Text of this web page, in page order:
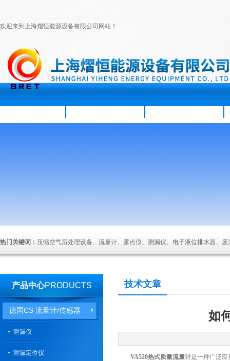
欢迎来到上海熠恒能源设备有限公司网站！
热门关键词： 压缩空气后处理设备、流量计、露点仪、测漏仪、电子液位排水器、
产品中心PRODUCTS
德国CS 流量计/传感器
泄漏仪
泄漏定位仪
技术文章
如
VA520热式质量流量计是一种广泛